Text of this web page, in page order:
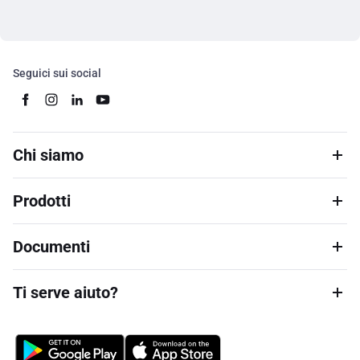
Seguici sui social
Chi siamo
Prodotti
Documenti
Ti serve aiuto?